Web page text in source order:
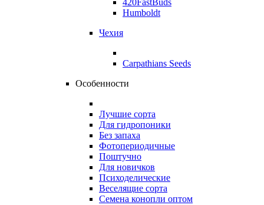
420FastBuds
Humboldt
Чехия
Carpathians Seeds
Особенности
Лучшие сорта
Для гидропоники
Без запаха
Фотопериодичные
Поштучно
Для новичков
Психоделические
Веселящие сорта
Семена конопли оптом